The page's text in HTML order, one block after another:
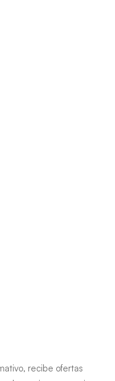
recibe ofertas